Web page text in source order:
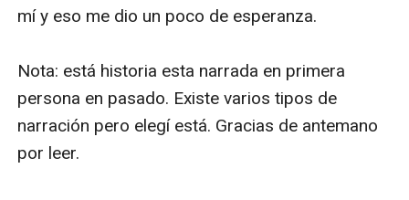
mí y eso me dio un poco de esperanza.
Nota: está historia esta narrada en primera
persona en pasado. Existe varios tipos de
narración pero elegí está. Gracias de antemano
por leer.